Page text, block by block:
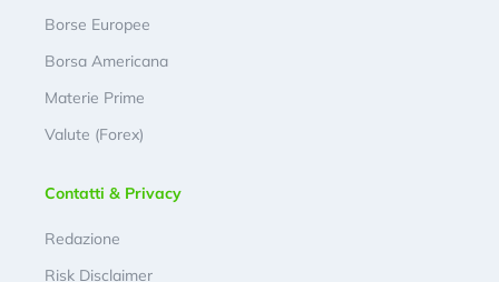
Borse Europee
Borsa Americana
Materie Prime
Valute (Forex)
Contatti & Privacy
Redazione
Risk Disclaimer